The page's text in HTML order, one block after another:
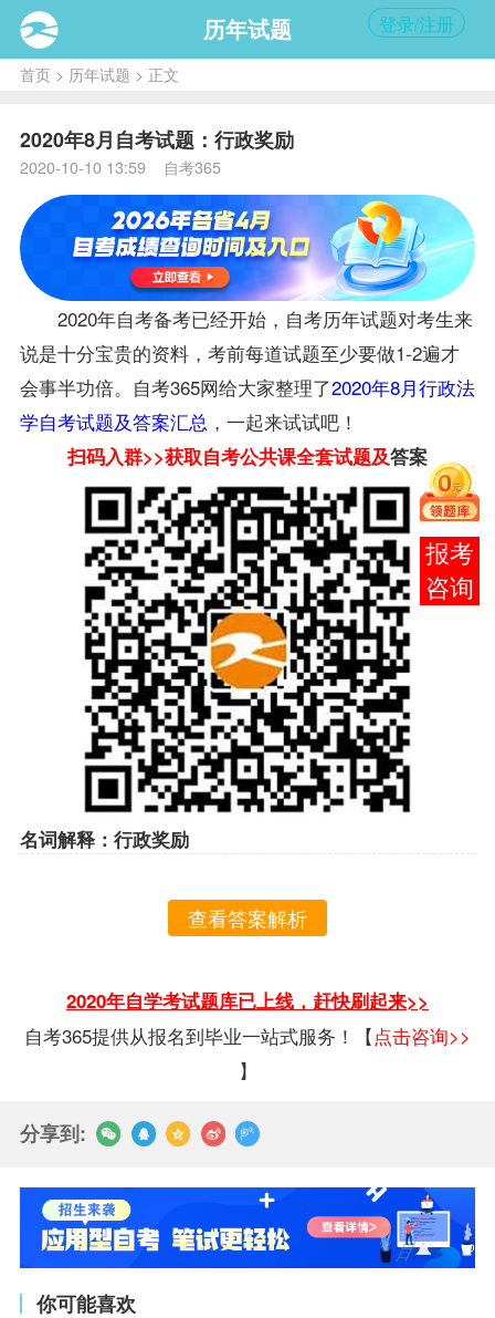
在线
客服
历年试题 登录/注册
首页> 历年试题 > 正文
2020年8月自考试题：行政奖励
2020-10-10 13:59 自考365
2020年自考备考已经开始，自考历年试题对考生来
说是十分宝贵的资料，考前每道试题至少要做1-2遍才
会事半功倍。自考365网给大家整理了2020年8月行政法
学自考试题及答案汇总 ，一起来试试吧！
扫码入群>>获取自考公共课全套试题及答案
名词解释：行政奖励
查看答案解析
2020年自学考试题库已上线，赶快刷起来>>
自考365提供从报名到毕业一站式服务！【点击咨询>>
】
分享到:
你可能喜欢